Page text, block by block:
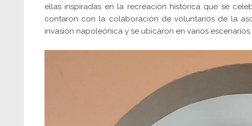
ellas inspiradas en la recreación histórica que se
contaron con la colaboración de voluntarios de la
invasión napoleónica y se ubicaron en varios escenarios.